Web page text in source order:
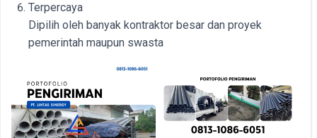
Terpercaya
Dipilih oleh banyak kontraktor besar dan proyek
pemerintah maupun swasta